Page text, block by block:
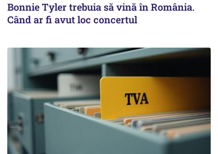
Bonnie Tyler trebuia să vină în România.
Când ar fi avut loc concertul